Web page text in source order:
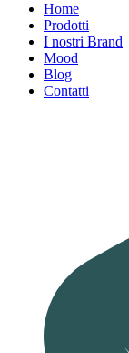
Home
Prodotti
I nostri Brand
Mood
Blog
Contatti